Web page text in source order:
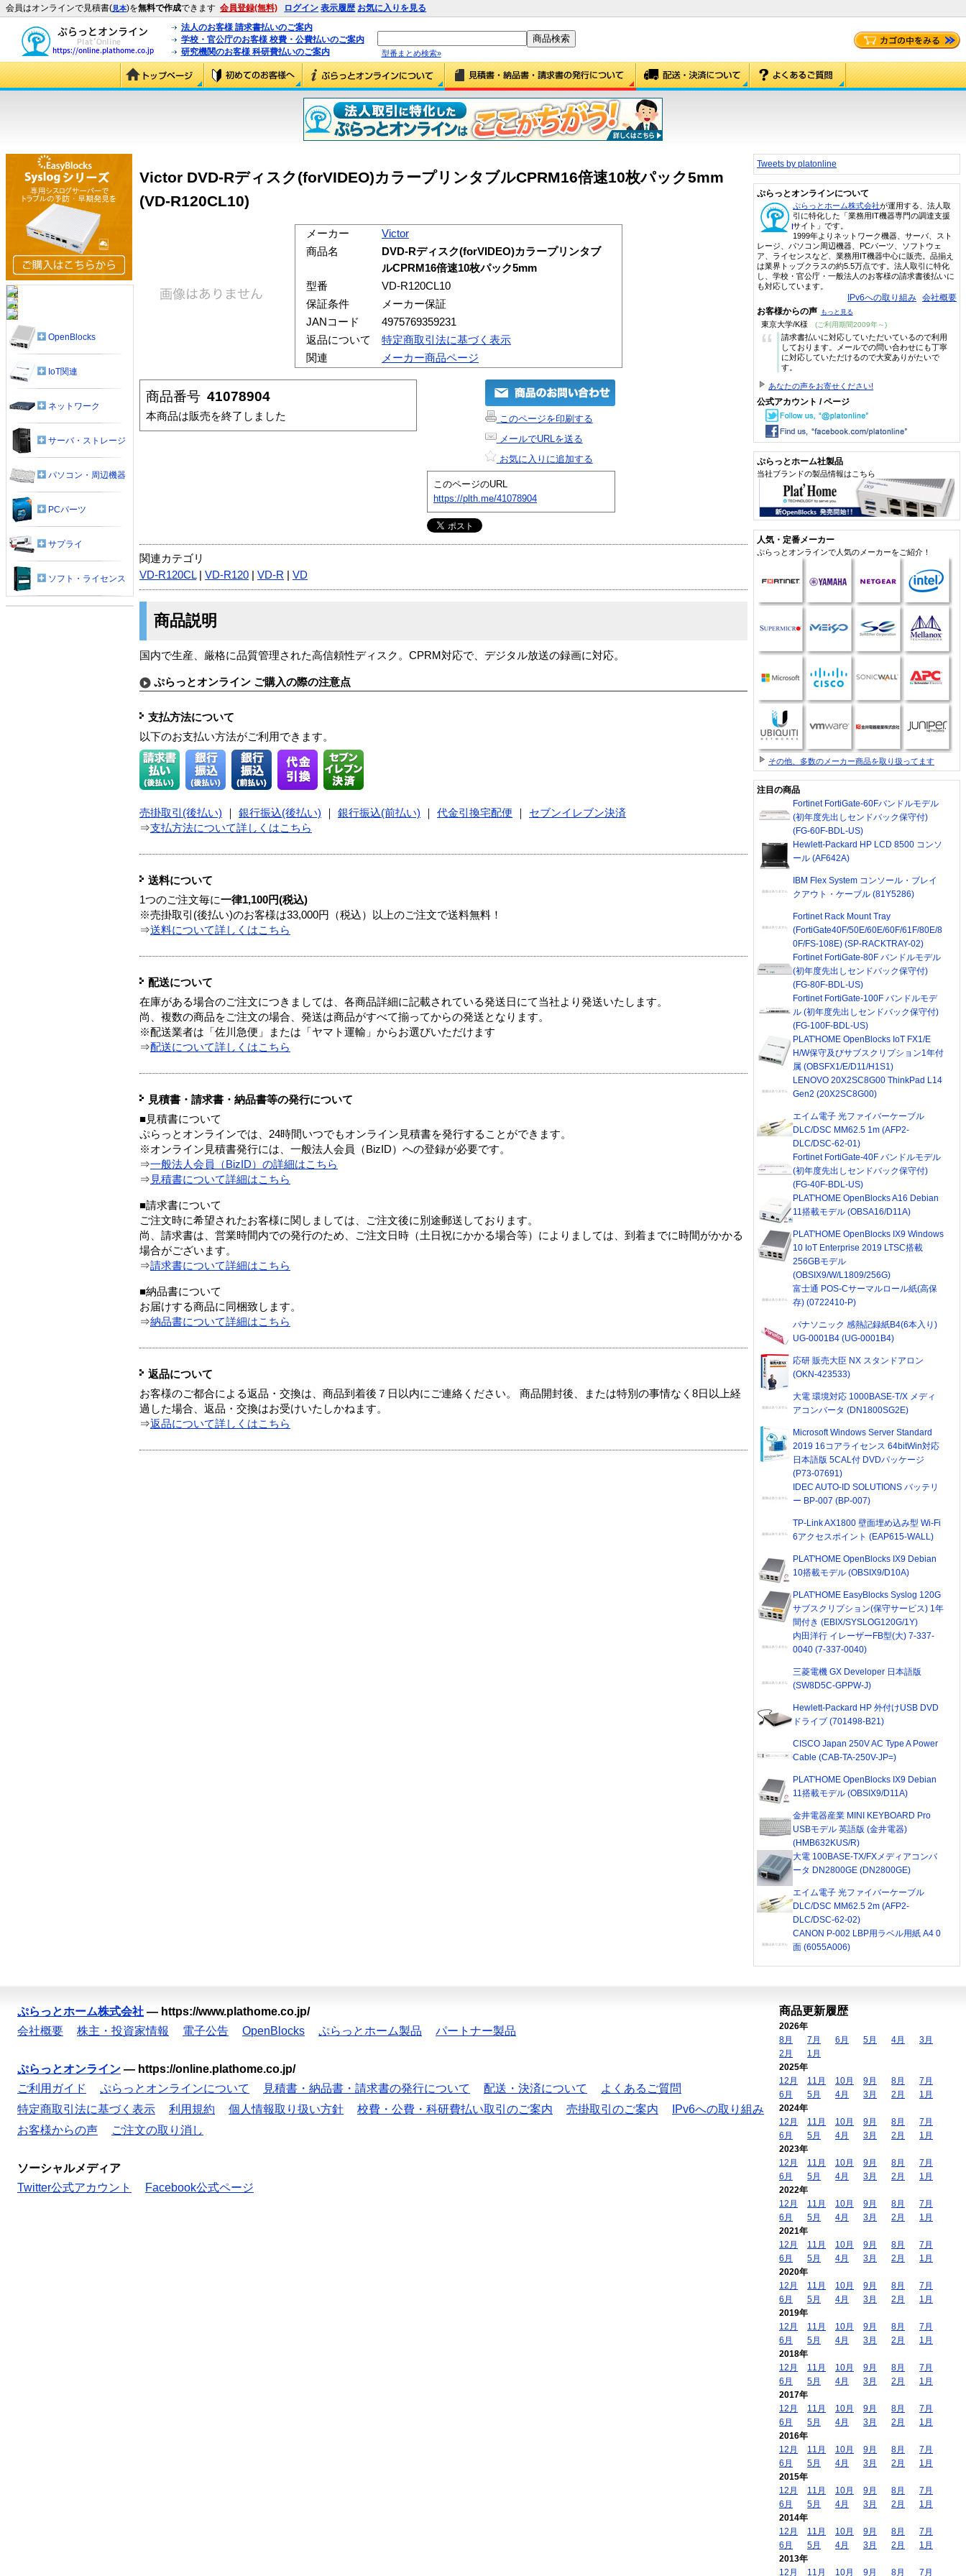
会員はオンラインで見積書(見本)を無料で作成できます 会員登録(無料) ログイン 表示履歴 お気に入りを見る
法人のお客様 請求書払いのご案内
学校・官公庁のお客様 校費・公費払いのご案内
研究機関のお客様 科研費払いのご案内
型番まとめ検索»
Victor DVD-Rディスク(forVIDEO)カラープリンタブルCPRM16倍速10枚パック5mm
(VD-R120CL10)
メーカー
Victor
商品名
DVD-Rディスク(forVIDEO)カラープリンタブ
ルCPRM16倍速10枚パック5mm
型番
VD-R120CL10
保証条件
メーカー保証
JANコード
4975769359231
返品について
特定商取引法に基づく表示
関連
メーカー商品ページ
商品番号 41078904
本商品は販売を終了しました
このページを印刷する
メールでURLを送る
お気に入りに追加する
このページのURL
https://plth.me/41078904
関連カテゴリ
VD-R120CL| VD-R120 VD-R VD
商品説明
国内で生産、厳格に品質管理された高信頼性ディスク。CPRM対応で、デジタル放送の録画に対応。
ぷらっとオンライン ご購入の際の注意点
支払方法について
以下のお支払い方法がご利用できます。
売掛取引(後払い) 銀行振込(後払い) 銀行振込(前払い) 代金引換宅配便
セブンイレブン決済
⇒支払方法について詳しくはこちら
送料について
1つのご注文毎に一律1,100円(税込)
※売掛取引(後払い)のお客様は33,000円（税込）以上のご注文で送料無料！
⇒送料について詳しくはこちら
配送について
在庫がある場合のご注文につきましては、各商品詳細に記載されている発送日にて当社より発送いたします。
尚、複数の商品をご注文の場合、発送は商品がすべて揃ってからの発送となります。
※配送業者は「佐川急便」または「ヤマト運輸」からお選びいただけます
⇒配送について詳しくはこちら
見積書・請求書・納品書等の発行について
■見積書について
ぷらっとオンラインでは、24時間いつでもオンライン見積書を発行することができます。
※オンライン見積書発行には、一般法人会員（BizID）への登録が必要です。
⇒一般法人会員（BizID）の詳細はこちら
⇒ 見積書について詳細はこちら
■請求書について
ご注文時に希望されたお客様に関しましては、ご注文後に別途郵送しております。
尚、請求書は、営業時間内での発行のため、ご注文日時（土日祝にかかる場合等）によりましては、到着までに時間がかかる
場合がございます。
⇒請求書について詳細はこちら
■納品書について
お届けする商品に同梱致します。
⇒納品書について詳細はこちら
返品について
お客様のご都合による返品・交換は、商品到着後７日以内にご連絡ください。 商品開封後、または特別の事情なく8日以上経
過した場合、返品・交換はお受けいたしかねます。
⇒返品について詳しくはこちら
OpenBlocks
IoT関連
ネットワーク
サーバ・ストレージ
パソコン・周辺機器
PCパーツ
サプライ
ソフト・ライセンス
Tweets by platonline
ぷらっとオンラインについて
ぷらっとホーム株式会社が運用する、法人取
引に特化した「業務用IT機器専門の調達支援
サイト」です。
1999年よりネットワーク機器、サーバ、スト
レージ、パソコン周辺機器、PCパーツ、ソフトウェ
ア、ライセンスなど、業務用IT機器中心に販売。品揃え
は業界トップクラスの約5.5万点です。法人取引に特化
し、学校・官公庁・一般法人のお客様の請求書後払いに
も対応しています。
IPv6への取り組み 会社概要
お客様からの声 もっと見る
東京大学/K様 (ご利用期間2009年～)
“
請求書払いに対応していただいているので利用
しております。メールでの問い合わせにも丁寧
に対応していただけるので大変ありがたいで
す。
あなたの声をお寄せください!
公式アカウント / ページ
ぷらっとホーム社製品
当社ブランドの製品情報はこちら
人気・定番メーカー
ぷらっとオンラインで人気のメーカーをご紹介！
その他、多数のメーカー商品を取り扱ってます
注目の商品
Fortinet FortiGate-60Fバンドルモデル
(初年度先出しセンドバック保守付)
(FG-60F-BDL-US)
Hewlett-Packard HP LCD 8500 コンソ
ール (AF642A)
IBM Flex System コンソール・ブレイ
クアウト・ケーブル (81Y5286)
Fortinet Rack Mount Tray
(FortiGate40F/50E/60E/60F/61F/80E/8
0F/FS-108E) (SP-RACKTRAY-02)
Fortinet FortiGate-80F バンドルモデル
(初年度先出しセンドバック保守付)
(FG-80F-BDL-US)
Fortinet FortiGate-100F バンドルモデ
ル (初年度先出しセンドバック保守付)
(FG-100F-BDL-US)
PLAT'HOME OpenBlocks IoT FX1/E
H/W保守及びサブスクリプション1年付
属 (OBSFX1/E/D11/H1S1)
LENOVO 20X2SC8G00 ThinkPad L14
Gen2 (20X2SC8G00)
エイム電子 光ファイバーケーブル
DLC/DSC MM62.5 1m (AFP2-
DLC/DSC-62-01)
Fortinet FortiGate-40F バンドルモデル
(初年度先出しセンドバック保守付)
(FG-40F-BDL-US)
PLAT'HOME OpenBlocks A16 Debian
11搭載モデル (OBSA16/D11A)
PLAT'HOME OpenBlocks IX9 Windows
10 IoT Enterprise 2019 LTSC搭載
256GBモデル
(OBSIX9/W/L1809/256G)
富士通 POS-Cサーマルロール紙(高保
存) (0722410-P)
パナソニック 感熱記録紙B4(6本入り)
UG-0001B4 (UG-0001B4)
応研 販売大臣 NX スタンドアロン
(OKN-423533)
大電 環境対応 1000BASE-T/X メディ
アコンバータ (DN1800SG2E)
Microsoft Windows Server Standard
2019 16コアライセンス 64bitWin対応
日本語版 5CAL付 DVDパッケージ
(P73-07691)
IDEC AUTO-ID SOLUTIONS バッテリ
ー BP-007 (BP-007)
TP-Link AX1800 壁面埋め込み型 Wi-Fi
6アクセスポイント (EAP615-WALL)
PLAT'HOME OpenBlocks IX9 Debian
10搭載モデル (OBSIX9/D10A)
PLAT'HOME EasyBlocks Syslog 120G
サブスクリプション(保守サービス) 1年
間付き (EBIX/SYSLOG120G/1Y)
内田洋行 イレーザーFB型(大) 7-337-
0040 (7-337-0040)
三菱電機 GX Developer 日本語版
(SW8D5C-GPPW-J)
Hewlett-Packard HP 外付けUSB DVD
ドライブ (701498-B21)
CISCO Japan 250V AC Type A Power
Cable (CAB-TA-250V-JP=)
PLAT'HOME OpenBlocks IX9 Debian
11搭載モデル (OBSIX9/D11A)
金井電器産業 MINI KEYBOARD Pro
USBモデル 英語版 (金井電器)
(HMB632KUS/R)
大電 100BASE-TX/FXメディアコンバ
ータ DN2800GE (DN2800GE)
エイム電子 光ファイバーケーブル
DLC/DSC MM62.5 2m (AFP2-
DLC/DSC-62-02)
CANON P-002 LBP用ラベル用紙 A4 0
面 (6055A006)
ぷらっとホーム株式会社 — https://www.plathome.co.jp/
会社概要
株主・投資家情報 電子公告 OpenBlocks ぷらっとホーム製品 パートナー製品
ぷらっとオンライン — https://online.plathome.co.jp/
ご利用ガイド
ぷらっとオンラインについて 見積書・納品書・請求書の発行について 配送・決済について
よくあるご質問
特定商取引法に基づく表示
利用規約 個人情報取り扱い方針 校費・公費・科研費払い取引のご案内 売掛取引のご案内
IPv6への取り組み
お客様からの声
ご注文の取り消し
ソーシャルメディア
Twitter公式アカウント
Facebook公式ページ
商品更新履歴
2026年
8月
7月 6月 5月 4月
3月
2月
1月
2025年
12月
11月 10月 9月 8月
7月
6月
5月 4月 3月 2月
1月
2024年
12月
11月 10月 9月 8月
7月
6月
5月 4月 3月 2月
1月
2023年
12月
11月 10月 9月 8月
7月
6月
5月 4月 3月 2月
1月
2022年
12月
11月 10月 9月 8月
7月
6月
5月 4月 3月 2月
1月
2021年
12月
11月 10月 9月 8月
7月
6月
5月 4月 3月 2月
1月
2020年
12月
11月 10月 9月 8月
7月
6月
5月 4月 3月 2月
1月
2019年
12月
11月 10月 9月 8月
7月
6月
5月 4月 3月 2月
1月
2018年
12月
11月 10月 9月 8月
7月
6月
5月 4月 3月 2月
1月
2017年
12月
11月 10月 9月 8月
7月
6月
5月 4月 3月 2月
1月
2016年
12月
11月 10月 9月 8月
7月
6月
5月 4月 3月 2月
1月
2015年
12月
11月 10月 9月 8月
7月
6月
5月 4月 3月 2月
1月
2014年
12月
11月 10月 9月 8月
7月
6月
5月 4月 3月 2月
1月
2013年
12月
11月 10月 9月 8月 7月